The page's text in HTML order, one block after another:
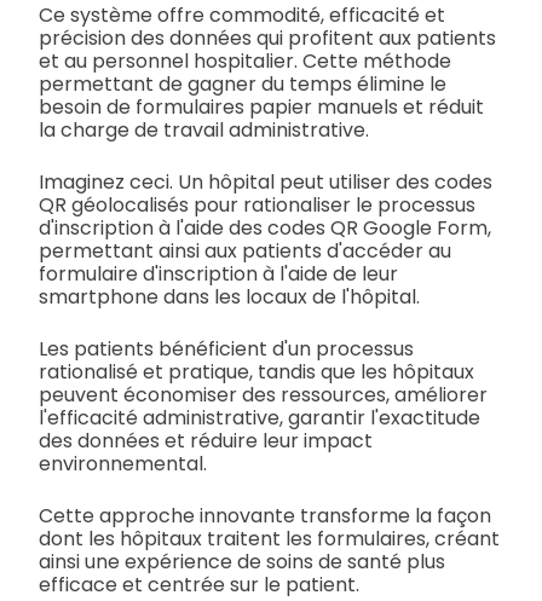
Ce système offre commodité, efficacité et
précision des données qui profitent aux patients
et au personnel hospitalier. Cette méthode
permettant de gagner du temps élimine le
besoin de formulaires papier manuels et réduit
la charge de travail administrative.
Imaginez ceci. Un hôpital peut utiliser des codes
QR géolocalisés pour rationaliser le processus
d'inscription à l'aide des codes QR Google Form,
permettant ainsi aux patients d'accéder au
formulaire d'inscription à l'aide de leur
smartphone dans les locaux de l'hôpital.
Les patients bénéficient d'un processus
rationalisé et pratique, tandis que les hôpitaux
peuvent économiser des ressources, améliorer
l'efficacité administrative, garantir l'exactitude
des données et réduire leur impact
environnemental.
Cette approche innovante transforme la façon
dont les hôpitaux traitent les formulaires, créant
ainsi une expérience de soins de santé plus
efficace et centrée sur le patient.